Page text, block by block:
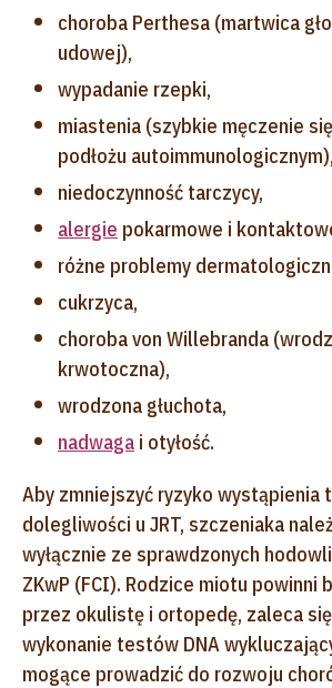
choroba Perthesa (martwica
udowej),
wypadanie rzepki,
miastenia (szybkie męczenie
podłożu autoimmunologicznym),
niedoczynność tarczycy,
alergie pokarmowe i
różne problemy
cukrzyca,
choroba von Willebranda
krwotoczna),
wrodzona głuchota,
nadwaga i otyłość.
Aby zmniejszyć ryzyko wystąpienia
dolegliwości u JRT, szczeniaka
wyłącznie ze sprawdzonych
ZKwP (FCI). Rodzice miotu powinni
przez okulistę i ortopedę, zaleca
wykonanie testów DNA
mogące prowadzić do rozwoju